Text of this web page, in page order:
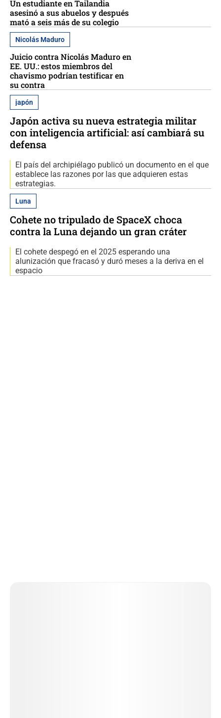
Un estudiante en Tailandia
asesinó a sus abuelos y después
mató a seis más de su colegio
Nicolás Maduro
Juicio contra Nicolás Maduro en
EE. UU.: estos miembros del
chavismo podrían testificar en
su contra
japón
Japón activa su nueva estrategia militar
con inteligencia artificial: así cambiará su
defensa
El país del archipiélago publicó un documento en el que
establece las razones por las que adquieren estas
estrategias.
Luna
Cohete no tripulado de SpaceX choca
contra la Luna dejando un gran cráter
El cohete despegó en el 2025 esperando una
alunización que fracasó y duró meses a la deriva en el
espacio